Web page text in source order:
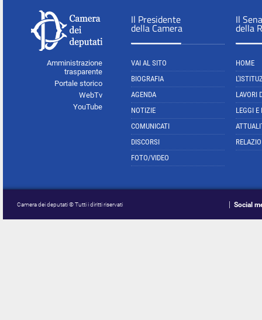
Amministrazione
trasparente
Portale storico
WebTv
YouTube
Il Presidente
della Camera
VAI AL SITO
BIOGRAFIA
AGENDA
NOTIZIE
COMUNICATI
DISCORSI
FOTO/VIDEO
Il
della
HOME
LAVORI
LEGGI E
Camera dei deputati © Tutti i diritti riservati Social